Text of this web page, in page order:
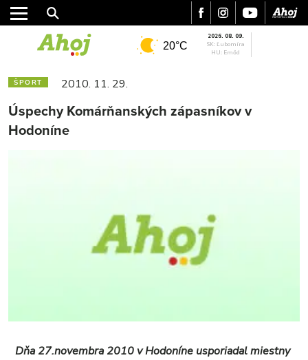
MESTO
REGIÓN
MIX
20°C
2026. 08. 09.
SK: Ľubomíra
HU: Emőd
ŠPORT 2010. 11. 29.
Úspechy Komárňanských zápasníkov v
Hodoníne
Dňa 27.novembra 2010 v Hodoníne usporiadal miestny